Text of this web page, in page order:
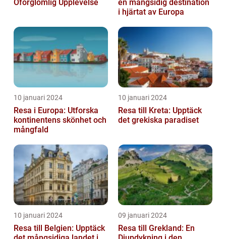
Oförglömlig Upplevelse
en mångsidig destination
i hjärtat av Europa
10 januari 2024
Resa i Europa: Utforska
kontinentens skönhet och
mångfald
10 januari 2024
Resa till Kreta: Upptäck
det grekiska paradiset
10 januari 2024
Resa till Belgien: Upptäck
09 januari 2024
Resa till Grekland: En